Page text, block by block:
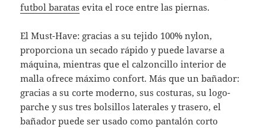
futbol baratas evita el roce entre las piernas.
El Must-Have: gracias a su tejido 100% nylon,
proporciona un secado rápido y puede lavarse a
máquina, mientras que el calzoncillo interior de
malla ofrece máximo confort. Más que un bañador:
gracias a su corte moderno, sus costuras, su logo-
parche y sus tres bolsillos laterales y trasero, el
bañador puede ser usado como pantalón corto